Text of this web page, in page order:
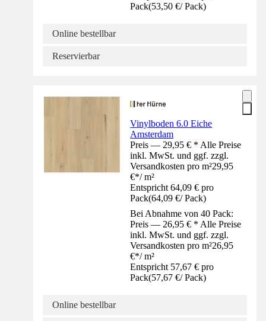
Pack(53,50 €/ Pack)
Online bestellbar
Reservierbar
Vinylboden 6.0 Eiche
Amsterdam
Preis — 29,95 € * Alle Preise
inkl. MwSt. und ggf. zzgl.
Versandkosten pro m²29,95
€*/ m²
Entspricht 64,09 € pro
Pack(64,09 €/ Pack)
Bei Abnahme von 40 Pack:
Preis — 26,95 € * Alle Preise
inkl. MwSt. und ggf. zzgl.
Versandkosten pro m²26,95
€*/ m²
Entspricht 57,67 € pro
Pack(57,67 €/ Pack)
Online bestellbar